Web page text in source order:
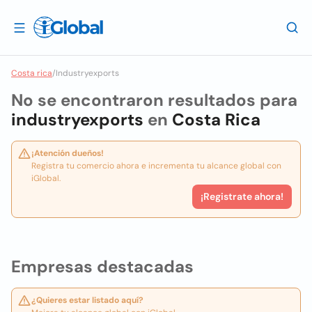
Costa rica/Industryexports
Empresas destacadas
¿Quieres estar listado aquí?
No se encontraron resultados para
industryexports en Costa Rica
¡Atención dueños!
Registra tu comercio ahora e incrementa tu alcance global con
iGlobal.
¡Registrate ahora!